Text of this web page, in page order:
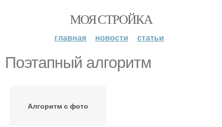
МОЯ СТРОЙКА
главная новости статьи
Поэтапный алгоритм
Алгоритм с фото